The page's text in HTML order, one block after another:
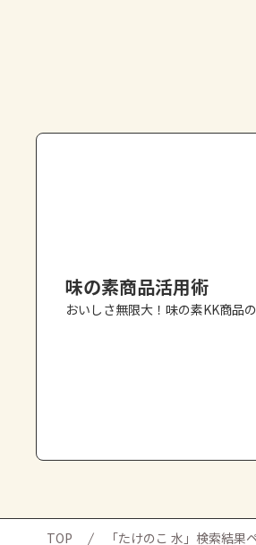
味の素商品活用術
おいしさ無限大！味の素KK商品
TOP 「たけのこ 水」検索結果